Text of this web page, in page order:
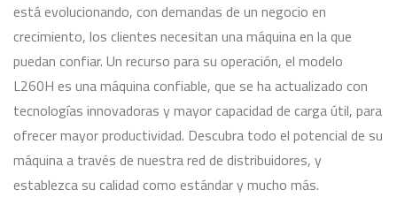
está evolucionando, con demandas de un negocio en
crecimiento, los clientes necesitan una máquina en la que
puedan confiar. Un recurso para su operación, el modelo
L260H es una máquina confiable, que se ha actualizado con
tecnologías innovadoras y mayor capacidad de carga útil, para
ofrecer mayor productividad. Descubra todo el potencial de su
máquina a través de nuestra red de distribuidores, y
establezca su calidad como estándar y mucho más.